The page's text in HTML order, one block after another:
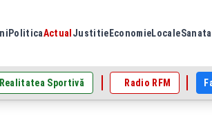
PoliticaActual Justitie EconomieLocale
Realitatea Sportivă Radio RFM